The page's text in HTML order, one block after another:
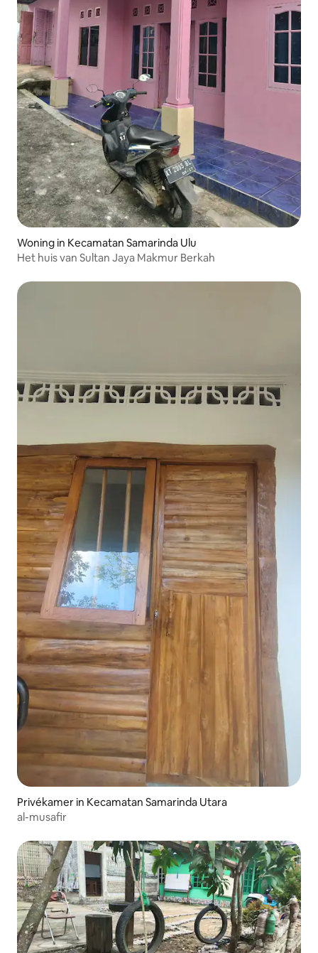
Woning in Kecamatan Samarinda Ulu
Het huis van Sultan Jaya Makmur Berkah
Privékamer in Kecamatan Samarinda Utara
al-musafir